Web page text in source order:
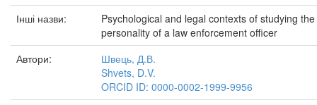
Інші назви:
Psychological and legal contexts of studying the
personality of a law enforcement officer
Автори:
Швець, Д.В.
Shvets, D.V.
ORCID ID: 0000-0002-1999-9956